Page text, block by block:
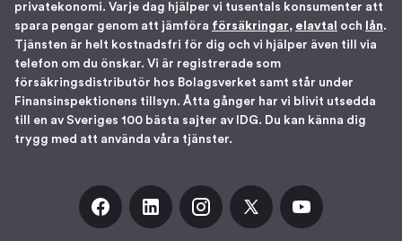
privatekonomi. Varje dag hjälper vi tusentals konsumenter att
spara pengar genom att jämföra försäkringar, elavtal och lån.
Tjänsten är helt kostnadsfri för dig och vi hjälper även till via
telefon om du önskar. Vi är registrerade som
försäkringsdistributör hos Bolagsverket samt står under
Finansinspektionens tillsyn. Åtta gånger har vi blivit utsedda
till en av Sveriges 100 bästa sajter av IDG. Du kan känna dig
trygg med att använda våra tjänster.